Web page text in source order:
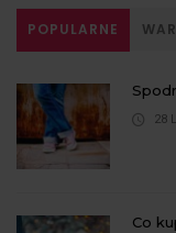
POPULARNE
28
Co